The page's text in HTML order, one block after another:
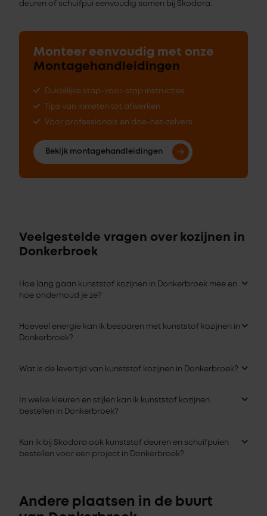
deuren of schuifpui eenvoudig samen bij Skodora.
Monteer eenvoudig met onze
Montagehandleidingen
Duidelijke stap-voor-stap instructies
Tips van inmeten tot afwerken
Voor professionals en doe-het-zelvers
Bekijk montagehandleidingen
Veelgestelde vragen over kozijnen in
Donkerbroek
Hoe lang gaan kunststof kozijnen in Donkerbroek mee en
hoe onderhoud je ze?
Hoeveel energie kan ik besparen met kunststof kozijnen in
Donkerbroek?
Wat is de levertijd van kunststof kozijnen in Donkerbroek?
In welke kleuren en stijlen kan ik kunststof kozijnen
bestellen in Donkerbroek?
Kan ik bij Skodora ook kunststof deuren en schuifpuien
bestellen voor een project in Donkerbroek?
Andere plaatsen in de buurt